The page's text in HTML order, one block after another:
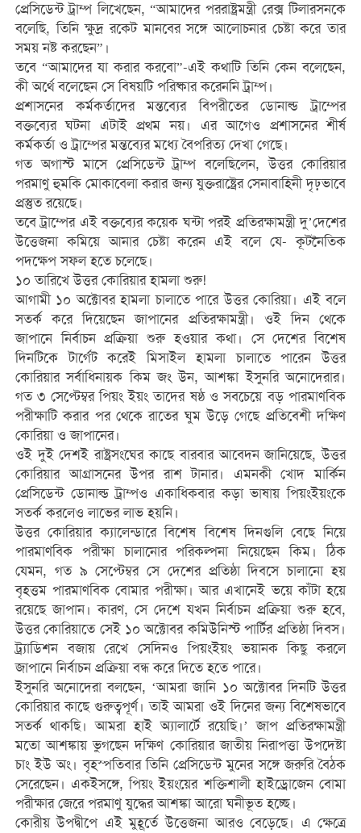
প্রেসিডেন্ট ট্রাম্প লিখেছেন, “আমাদের পররাষ্ট্রমন্ত্রী রেক্স টিলারসনকে
বলেছি, তিনি ক্ষুদ্র রকেট মানবের সঙ্গে আলোচনার চেষ্টা করে তার
সময় নষ্ট করছেন”।
তবে “আমাদের যা করার করবো”-এই কথাটি তিনি কেন বলেছেন,
কী অর্থে বলেছেন সে বিষয়টি পরিষ্কার করেননি ট্রাম্প।
প্রশাসনের কর্মকর্তাদের মন্তব্যের বিপরীতের ডোনাল্ড ট্রাম্পের
বক্তব্যের ঘটনা এটাই প্রথম নয়। এর আগেও প্রশাসনের শীর্ষ
কর্মকর্তা ও ট্রাম্পের মন্তব্যের মধ্যে বৈপরিত্য দেখা গেছে।
গত অগাস্ট মাসে প্রেসিডেন্ট ট্রাম্প বলেছিলেন, উত্তর কোরিয়ার
পরমাণু হুমকি মোকাবেলা করার জন্য যুক্তরাষ্ট্রের সেনাবাহিনী দৃঢ়ভাবে
প্রস্তুত রয়েছে।
তবে ট্রাম্পের এই বক্তব্যের কয়েক ঘন্টা পরই প্রতিরক্ষামন্ত্রী দু’দেশের
উত্তেজনা কমিয়ে আনার চেষ্টা করেন এই বলে যে- কূটনৈতিক
পদক্ষেপ সফল হতে চলেছে।
১০ তারিখে উত্তর কোরিয়ার হামলা শুরু!
আগামী ১০ অক্টোবর হামলা চালাতে পারে উত্তর কোরিয়া। এই বলে
সতর্ক করে দিয়েছেন জাপানের প্রতিরক্ষামন্ত্রী। ওই দিন থেকে
জাপানে নির্বাচন প্রক্রিয়া শুরু হওয়ার কথা। সে দেশের বিশেষ
দিনটিকে টার্গেট করেই মিসাইল হামলা চালাতে পারেন উত্তর
কোরিয়ার সর্বাধিনায়ক কিম জং উন, আশঙ্কা ইসুনরি অনোদেরার।
গত ৩ সেপ্টেম্বর পিয়ং ইয়ং তাদের ষষ্ঠ ও সবচেয়ে বড় পারমাণবিক
পরীক্ষাটি করার পর থেকে রাতের ঘুম উড়ে গেছে প্রতিবেশী দক্ষিণ
কোরিয়া ও জাপানের।
ওই দুই দেশই রাষ্ট্রসংঘের কাছে বারবার আবেদন জানিয়েছে, উত্তর
কোরিয়ার আগ্রাসনের উপর রাশ টানার। এমনকী খোদ মার্কিন
প্রেসিডেন্ট ডোনাল্ড ট্রাম্পও একাধিকবার কড়া ভাষায় পিয়ংইয়ংকে
সতর্ক করলেও লাভের লাভ হয়নি।
উত্তর কোরিয়ার ক্যালেন্ডারে বিশেষ বিশেষ দিনগুলি বেছে নিয়ে
পারমাণবিক পরীক্ষা চালানোর পরিকল্পনা নিয়েছেন কিম। ঠিক
যেমন, গত ৯ সেপ্টেম্বর সে দেশের প্রতিষ্ঠা দিবসে চালানো হয়
বৃহত্তম পারমাণবিক বোমার পরীক্ষা। আর এখানেই ভয়ে কাঁটা হয়ে
রয়েছে জাপান। কারণ, সে দেশে যখন নির্বাচন প্রক্রিয়া শুরু হবে,
উত্তর কোরিয়াতে সেই ১০ অক্টোবর কমিউনিস্ট পার্টির প্রতিষ্ঠা দিবস।
ট্র্যাডিশন বজায় রেখে সেদিনও পিয়ংইয়ং ভয়ানক কিছু করলে
জাপানে নির্বাচন প্রক্রিয়া বন্ধ করে দিতে হতে পারে।
ইসুনরি অনোদেরা বলছেন, ‘আমরা জানি ১০ অক্টোবর দিনটি উত্তর
কোরিয়ার কাছে গুরুত্বপূর্ণ। তাই আমরা ওই দিনের জন্য বিশেষভাবে
সতর্ক থাকছি। আমরা হাই অ্যালার্টে রয়েছি।’ জাপ প্রতিরক্ষামন্ত্রী
মতো আশঙ্কায় ভুগছেন দক্ষিণ কোরিয়ার জাতীয় নিরাপত্তা উপদেষ্টা
চাং ইউ অং। বৃহস্পতিবার তিনি প্রেসিডেন্ট মুনের সঙ্গে জরুরি বৈঠক
সেরেছেন। একইসঙ্গে, পিয়ং ইয়ংয়ের শক্তিশালী হাইড্রোজেন বোমা
পরীক্ষার জেরে পরমাণু যুদ্ধের আশঙ্কা আরো ঘনীভূত হচ্ছে।
কোরীয় উপদ্বীপে এই মুহূর্তে উত্তেজনা আরও বেড়েছে। এ ক্ষেত্রে